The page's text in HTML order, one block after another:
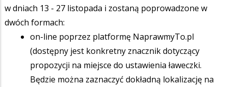
w dniach 13 - 27 listopada i zostaną poprowadzone w
dwóch formach:
on-line poprzez platformę NaprawmyTo.pl
(dostępny jest konkretny znacznik dotyczący
propozycji na miejsce do ustawienia ławeczki.
Będzie można zaznaczyć dokładną lokalizację na